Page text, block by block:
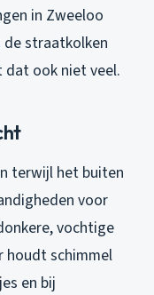
in Zweeloo
de straatkolken
ook niet veel.
terwijl het buiten
voor
vochtige
houdt schimmel
en bij